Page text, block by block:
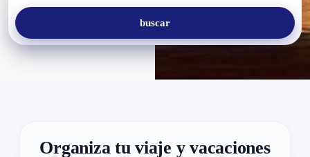
buscar
Organiza tu viaje y vacaciones